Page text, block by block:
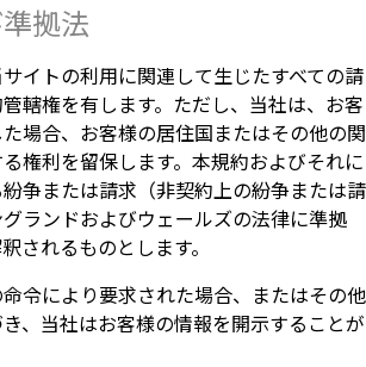
拠法
イトの利用に関連して生じたすべての請
轄権を有します。ただし、当社は、お客
場合、お客様の居住国またはその他の関
権利を留保します。本規約およびそれに
争または請求（非契約上の紛争または請
ランドおよびウェールズの法律に準拠
されるものとします。
令により要求された場合、またはその他
、当社はお客様の情報を開示することが